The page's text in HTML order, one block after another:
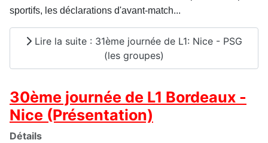
sportifs, les déclarations d'avant-match...
Lire la suite : 31ème journée de L1: Nice - PSG
(les groupes)
30ème journée de L1 Bordeaux -
Nice (Présentation)
Détails